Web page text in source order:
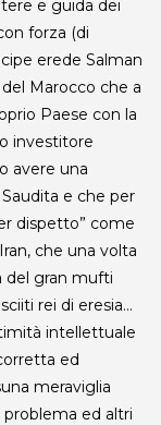
e guida dei
forza (di
erede Salman
Marocco che a
Paese con la
investitore
avere una
e che per
dispetto” come
che una volta
del gran mufti
rei di eresia…
intellettuale
ed
meraviglia
problema ed altri